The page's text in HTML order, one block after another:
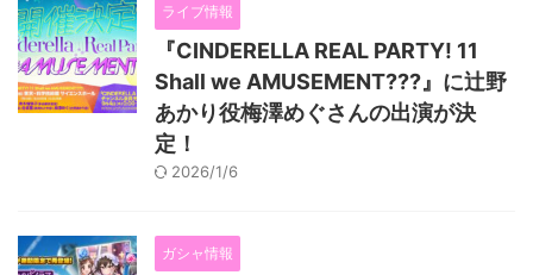
ライブ情報
『CINDERELLA REAL PARTY! 11
Shall we AMUSEMENT???』に辻野
あかり役梅澤めぐさんの出演が決
定！
2026/1/6
ガシャ情報